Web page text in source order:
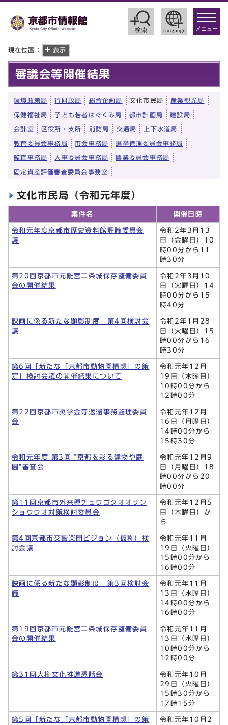
toggle
メニュー
現在位置： 表示
審議会等開催結果
環境政策局 行財政局 総合企画局 文化市民局 産業観光局
保健福祉局 子ども若者はぐくみ局 都市計画局 建設局
会計室 区役所・支所 消防局 交通局 上下水道局
教育委員会事務局 市会事務局 選挙管理委員会事務局
監査事務局 人事委員会事務局 農業委員会事務局
固定資産評価審査委員会事務室
文化市民局（令和元年度）
案件名 開催日時
令和元年度京都市歴史資料館評議委員会
議
令和2年3月13
日（金曜日）10
時00分から11
時30分
第20回京都市元離宮二条城保存整備委員
会の開催結果
令和2年3月10
日（火曜日）14
時00分から15
時40分
映画に係る新たな顕彰制度 第4回検討会
議
令和2年1月28
日（火曜日）15
時00分から16
時30分
第6回「新たな「京都市動物園構想」の策
定」検討会議の開催結果について
令和元年12月
19日（木曜日）
10時00分から
12時00分
第22回京都市奨学金等返還事務監理委員
会
令和元年12月
16日（月曜日）
14時00分から
15時30分
令和元年度 第3回 “京都を彩る建物や庭
園”審査会
令和元年12月9
日（月曜日）18
時00分から20
時00分
第11回京都市外来種チュウゴクオオサン
ショウウオ対策検討委員会
令和元年12月5
日（木曜日）か
ら
第4回京都市交響楽団ビジョン（仮称）検
討会議
令和元年11月
19日（火曜日）
15時00分から
16時00分
映画に係る新たな顕彰制度 第3回検討会
議
令和元年11月
13日（水曜日）
14時00分から
16時00分
第19回京都市元離宮二条城保存整備委員
会の開催結果
令和元年11月
13日（水曜日）
10時00分から
12時00分
第31回人権文化推進懇話会
令和元年10月
29日（火曜日）
15時30分から
17時15分
第5回「新たな「京都市動物園構想」の策
令和元年10月2